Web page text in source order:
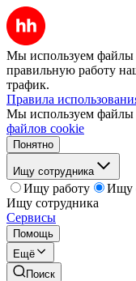
Мы используем файлы
правильную работу
трафик.
Правила
Мы используем файлы
файлов cookie
Понятно
Ищу сотрудника
Ищу работу
Ищу
Ищу сотрудника
Сервисы
Помощь
Ещё
Поиск